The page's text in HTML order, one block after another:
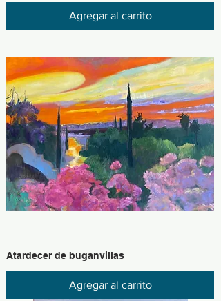
Agregar al carrito
Atardecer de buganvillas
Agregar al carrito